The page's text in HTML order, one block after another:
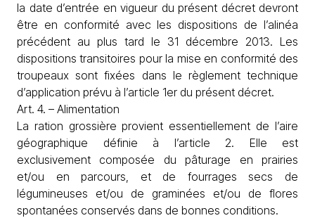
la date d’entrée en vigueur du présent décret devront
être en conformité avec les dispositions de l’alinéa
précédent au plus tard le 31 décembre 2013. Les
dispositions transitoires pour la mise en conformité des
troupeaux sont fixées dans le règlement technique
d’application prévu à l’article 1er du présent décret.
Art. 4. – Alimentation
La ration grossière provient essentiellement de l’aire
géographique définie à l’article 2. Elle est
exclusivement composée du pâturage en prairies
et/ou en parcours, et de fourrages secs de
légumineuses et/ou de graminées et/ou de flores
spontanées conservés dans de bonnes conditions.